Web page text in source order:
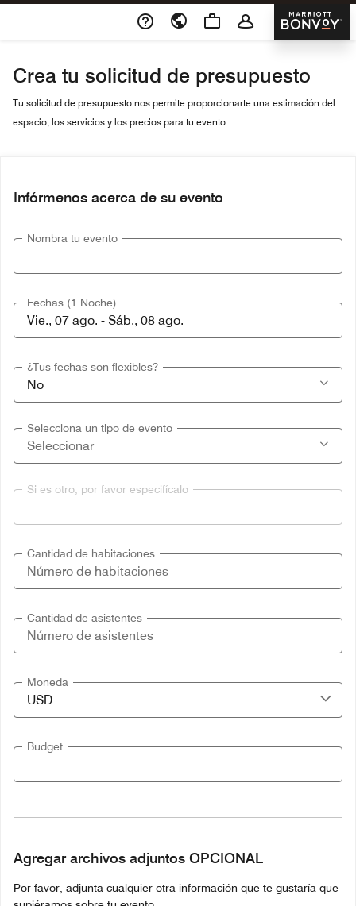
Skip To Content
Marriott
Crea tu solicitud de presupuesto
Tu solicitud de presupuesto nos permite proporcionarte una estimación del
espacio, los servicios y los precios para tu evento.
Infórmenos acerca de su evento
Nombra tu evento
Fechas (1 Noche)
¿Tus fechas son flexibles?
Selecciona un tipo de evento
Si es otro, por favor especifícalo
Cantidad de habitaciones
Cantidad de asistentes
Moneda
Budget
Agregar archivos adjuntos OPCIONAL
Por favor, adjunta cualquier otra información que te gustaría que